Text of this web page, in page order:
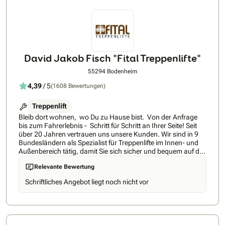
David Jakob Fisch "Fital Treppenlifte"
55294 Bodenheim
4,39/ 5(1608 Bewertungen)
Treppenlift
Bleib dort wohnen, wo Du zu Hause bist. Von der Anfrage
bis zum Fahrerlebnis - Schritt für Schritt an Ihrer Seite! Seit
über 20 Jahren vertrauen uns unsere Kunden. Wir sind in 9
Bundesländern als Spezialist für Treppenlifte im Innen- und
Außenbereich tätig, damit Sie sich sicher und bequem auf der
Treppe bewegen können - zu erstaunlich günstigen Preisen.
FITAL Treppenlifte ist und bleibt ein inhabergeführtes,
unabhängiges und überregionales Treppenliftunternehmen.
Das bietet Ihnen langfristige Sicherheit in den Punkten
Ansprechpartner, Zuständigkeiten, Service und auch
Relevante Bewertung
Schriftliches Angebot liegt noch nicht vor